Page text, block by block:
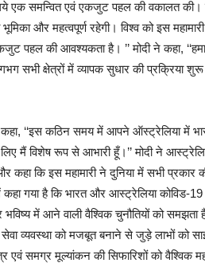
एक समन्वित एवं एकजुट पहल की वकालत की।
और महत्वपूर्ण रहेगी। विश्व को इस
पहल की आवश्यकता है। ’’ मोदी ने कहा,
सभी क्षेत्रों में व्यापक सुधार की प्रक्रिया
कहा, ‘‘इस कठिन समय में आपने ऑस्ट्रेलिया में
मैं विशेष रूप से आभारी हूँ।’’ मोदी ने
कि इस महामारी ने दुनिया में सभी प्रकार
कहा गया है कि भारत और आस्ट्रेलिया कोविड-
में आने वाली वैश्विक चुनौतियों को
सेवा व्यवस्था को मजबूत बनाने से जुड़े लाभों को
एवं समग्र मूल्यांकन की सिफारिशों को वैश्विक